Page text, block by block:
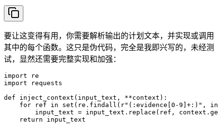
要让这变得有用，你需要解析输出的计划文本，并实现或调用
其中的每个函数。这只是伪代码，完全是我即兴写的，未经测
试，显然还需要完整实现和加强：
import re
import requests
def inject_context(input_text, **context):
for ref in set(re.findall(r"(:evidence[0-9]+:)",
input_text = input_text.replace(ref,
    return input_text